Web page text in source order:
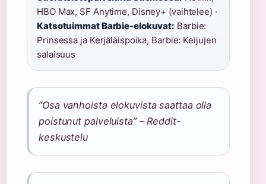
HBO Max, SF Anytime, Disney+ (vaihtelee) ·
Katsotuimmat Barbie-elokuvat: Barbie:
Prinsessa ja Kerjäläispoika, Barbie: Keijujen
salaisuus
”Osa vanhoista elokuvista saattaa olla
poistunut palveluista” – Reddit-
keskustelu